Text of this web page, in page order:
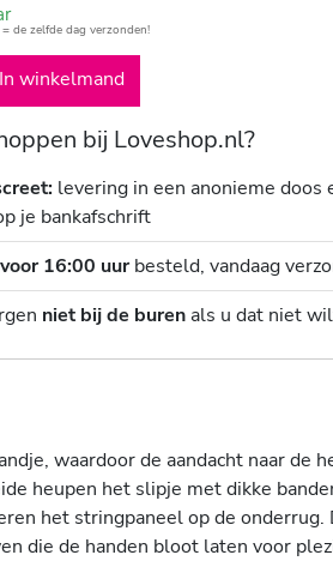
de zelfde dag verzonden!
In winkelmand
bij Loveshop.nl?
levering in een anonieme doos
je bankafschrift
voor 16:00 uurbesteld, vandaag
niet bij de burenals u dat niet
waardoor de aandacht naar de
heupen het slipje met dikke
het stringpaneel op de onderrug.
die de handen bloot laten voor